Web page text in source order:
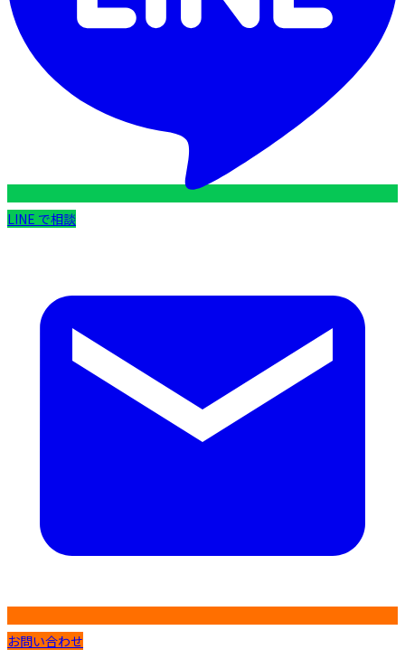
LINE で相談
お問い合わせ